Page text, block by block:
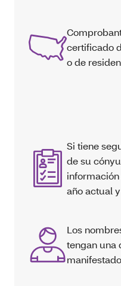
certificado
o de
Si tiene
de su
año actual
Los
tengan una